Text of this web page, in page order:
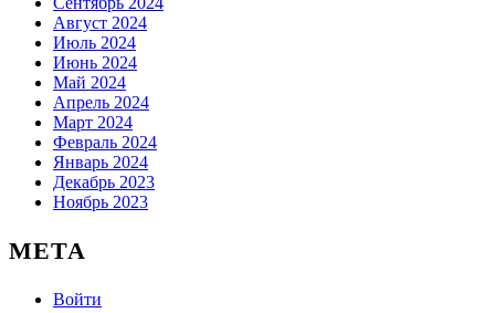
Август 2024
Июль 2024
Июнь 2024
Май 2024
Апрель 2024
Март 2024
Февраль 2024
Январь 2024
Декабрь 2023
Ноябрь 2023
МЕТА
Войти